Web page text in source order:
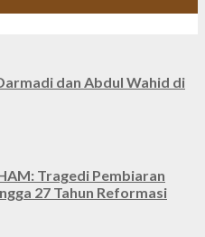
dan Abdul Wahid di
Tragedi Pembiaran
27 Tahun Reformasi